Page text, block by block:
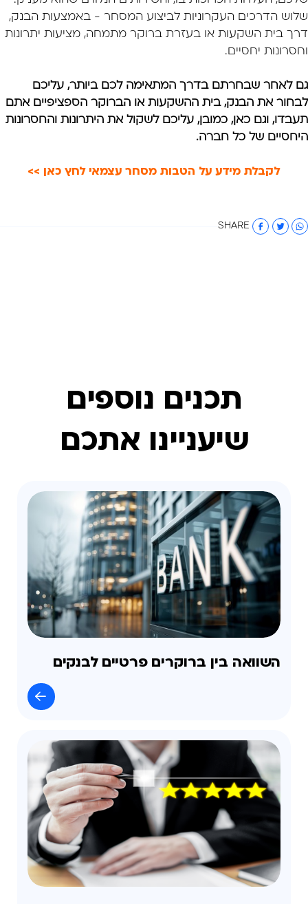
שלוש הדרכים העקרוניות לביצוע המסחר - באמצעות הבנק,
דרך בית השקעות או בעזרת ברוקר מתמחה, מציעות יתרונות
וחסרונות יחסיים.
גם לאחר שבחרתם בדרך המתאימה לכם ביותר, עליכם
לבחור את הבנק,בית ההשקעות או הברוקר הספציפיים אתם
תעבדו, וגם כאן, כמובן, עליכם לשקול את היתרונות והחסרונות
היחסיים של כל חברה.
לקבלת מידע על הטבות מסחר עצמאי לחץ כאן >>
SHARE
תכנים נוספים
שיעניינו אתכם
השוואה בין ברוקרים פרטיים לבנקים